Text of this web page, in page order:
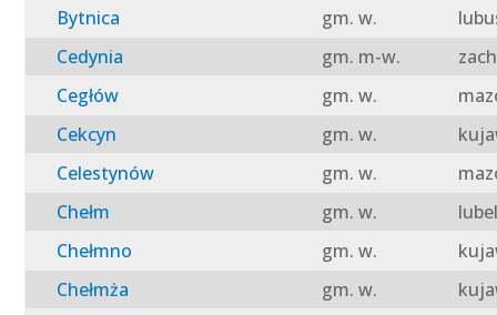
Bytnica
gm. w.
Cedynia
gm. m-w.
Cegłów
gm. w.
Cekcyn
gm. w.
Celestynów
gm. w.
Chełm
gm. w.
Chełmno
gm. w.
Chełmża
gm. w.